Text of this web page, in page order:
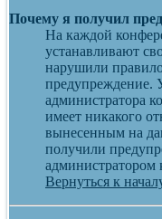
Почему я получил
На каждой
устанавливают
нарушили
предупреждение.
администратора
имеет никакого
вынесенным на
получили
администратором
Вернуться к